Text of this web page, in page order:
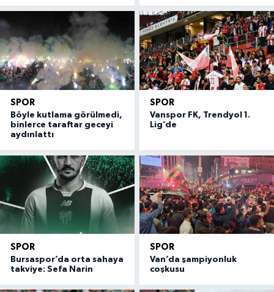
SPOR
Böyle kutlama görülmedi,
binlerce taraftar geceyi
aydınlattı
SPOR
Vanspor FK, Trendyol 1.
Lig’de
SPOR
Bursaspor’da orta sahaya
takviye: Sefa Narin
SPOR
Van’da şampiyonluk
coşkusu